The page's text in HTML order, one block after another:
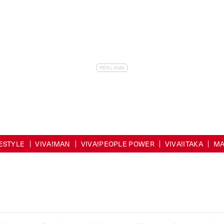
VIVA!MAN VIVA!PEOPLE POWER VIVA!ITAKA